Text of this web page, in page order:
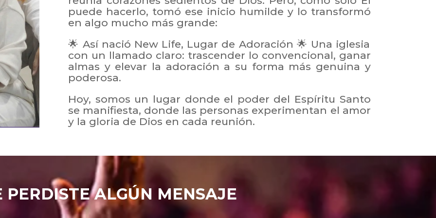
puede hacerlo, tomó ese inicio humilde y lo transformó
en algo mucho más grande:
🌟 Así nació New Life, Lugar de Adoración 🌟 Una iglesia
con un llamado claro: trascender lo convencional, ganar
almas y elevar la adoración a su forma más genuina y
poderosa.
Hoy, somos un lugar donde el poder del Espíritu Santo
se manifiesta, donde las personas experimentan el amor
y la gloria de Dios en cada reunión.
PERDISTE ALGÚN MENSAJE